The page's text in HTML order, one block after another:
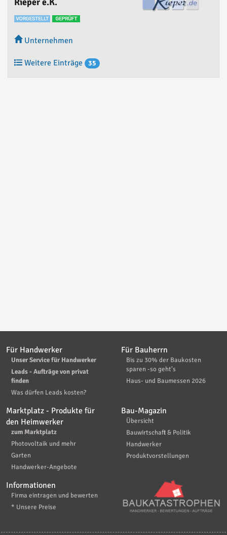
Unternehmen
Weitere Einträge 35
Für Handwerker
Unser Service für Handwerker
Leads - Aufträge von privat
finden
Was dürfen Leads kosten?
Für Bauherrn
Bis zu 30% der Baukosten
sparen -so geht's
Haus- und Baumessen 2026
Marktplatz - Produkte für
den Heimwerker
zum Marktplatz
Photovoltaik und mehr
Garten
Handwerker-Angebote
Bau-Magazin
Übersicht
Bauwirtschaft & Politik
Handwerker
Produktvorstellungen
Informationen
Firma eintragen und bewerten
* Unsere Preise